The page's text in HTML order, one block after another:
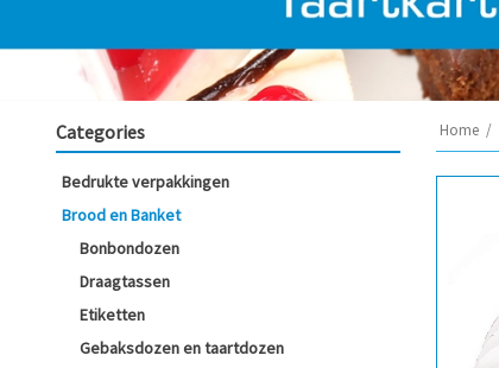
Categories
Bedrukte verpakkingen
Brood en Banket
Bonbondozen
Draagtassen
Etiketten
Gebaksdozen en taartdozen
Home /